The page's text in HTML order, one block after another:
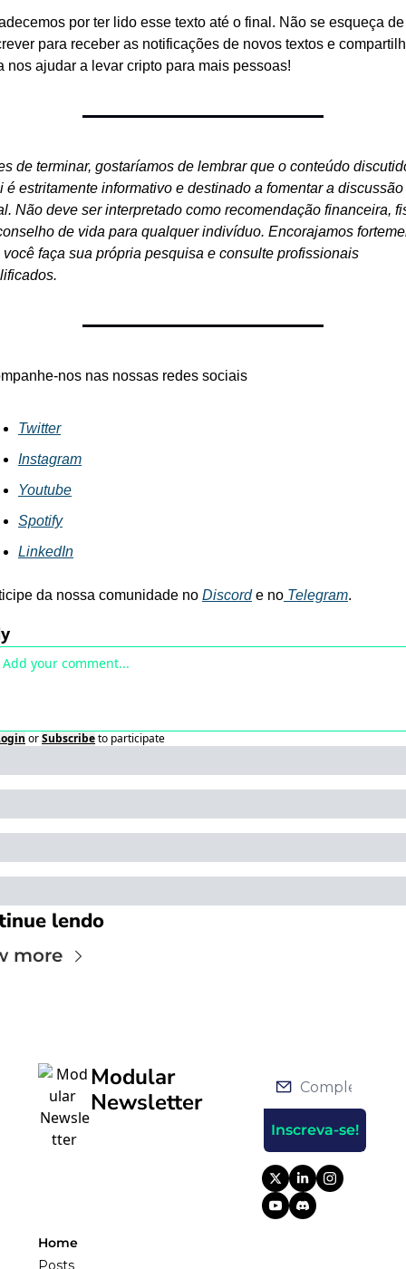
por ter lido esse texto até o final. Não se esqueça
para receber as notificações de novos textos e
nos ajudar a levar cripto para mais pessoas!
de terminar, gostaríamos de lembrar que o conteúdo
é estritamente informativo e destinado a fomentar a discussão
Não deve ser interpretado como recomendação financeira,
de vida para qualquer indivíduo. Encorajamos
você faça sua própria pesquisa e consulte profissionais
nos nas nossas redes sociais
Twitter
Instagram
Youtube
Spotify
LinkedIn
da nossa comunidade no Discord e no Telegram.
orSubscribeto participate
lendo
more
Modular
Newsletter
Inscreva-se!
Home